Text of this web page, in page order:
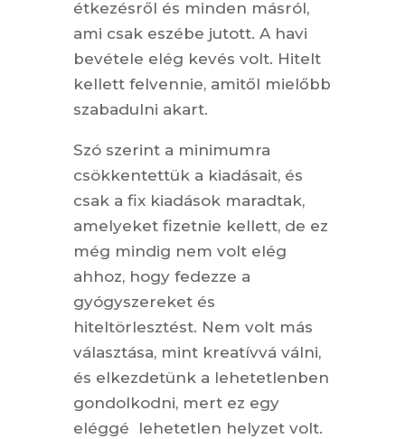
étkezésről és minden másról,
ami csak eszébe jutott. A havi
bevétele elég kevés volt. Hitelt
kellett felvennie, amitől mielőbb
szabadulni akart.
Szó szerint a minimumra
csökkentettük a kiadásait, és
csak a fix kiadások maradtak,
amelyeket fizetnie kellett, de ez
még mindig nem volt elég
ahhoz, hogy fedezze a
gyógyszereket és
hiteltörlesztést. Nem volt más
választása, mint kreatívvá válni,
és elkezdetünk a lehetetlenben
gondolkodni, mert ez egy
eléggé lehetetlen helyzet volt.